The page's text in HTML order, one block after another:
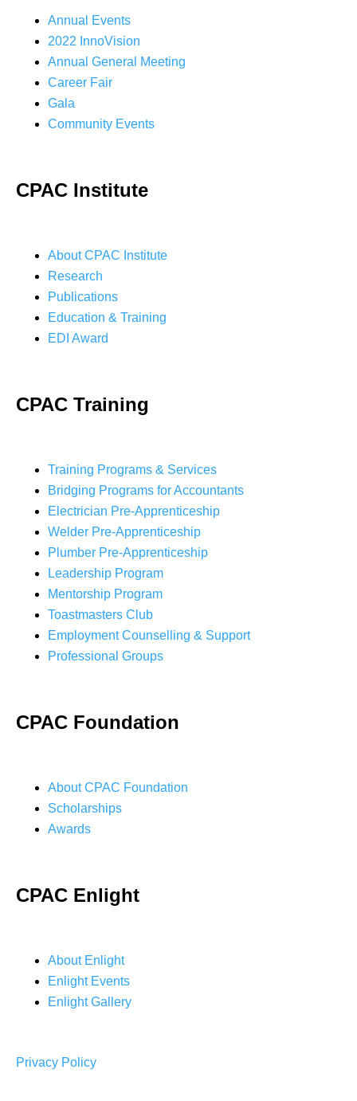
Annual Events
2022 InnoVision
Annual General Meeting
Career Fair
Gala
Community Events
CPAC Institute
About CPAC Institute
Research
Publications
Education & Training
EDI Award
CPAC Training
Training Programs & Services
Bridging Programs for Accountants
Electrician Pre-Apprenticeship
Welder Pre-Apprenticeship
Plumber Pre-Apprenticeship
Leadership Program
Mentorship Program
Toastmasters Club
Employment Counselling & Support
Professional Groups
CPAC Foundation
About CPAC Foundation
Scholarships
Awards
CPAC Enlight
About Enlight
Enlight Events
Enlight Gallery
Privacy Policy